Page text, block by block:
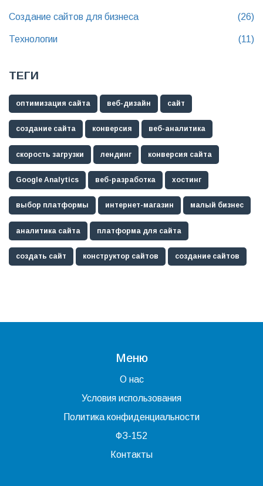
Создание сайтов для бизнеса (26)
Технологии (11)
ТЕГИ
оптимизация сайта веб-дизайн сайт
создание сайта конверсия веб-аналитика
скорость загрузки лендинг конверсия сайта
Google Analytics веб-разработка хостинг
выбор платформы интернет-магазин малый бизнес
аналитика сайта платформа для сайта
создать сайт конструктор сайтов создание сайтов
Меню
О нас
Условия использования
Политика конфиденциальности
ФЗ-152
Контакты